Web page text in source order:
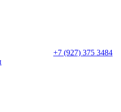
+7 (927) 375 3484